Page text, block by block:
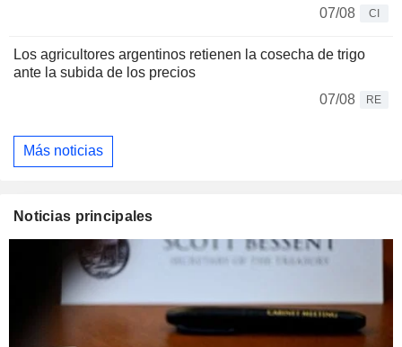
07/08 CI
Los agricultores argentinos retienen la cosecha de trigo
ante la subida de los precios
07/08
RE
Más noticias
Noticias principales